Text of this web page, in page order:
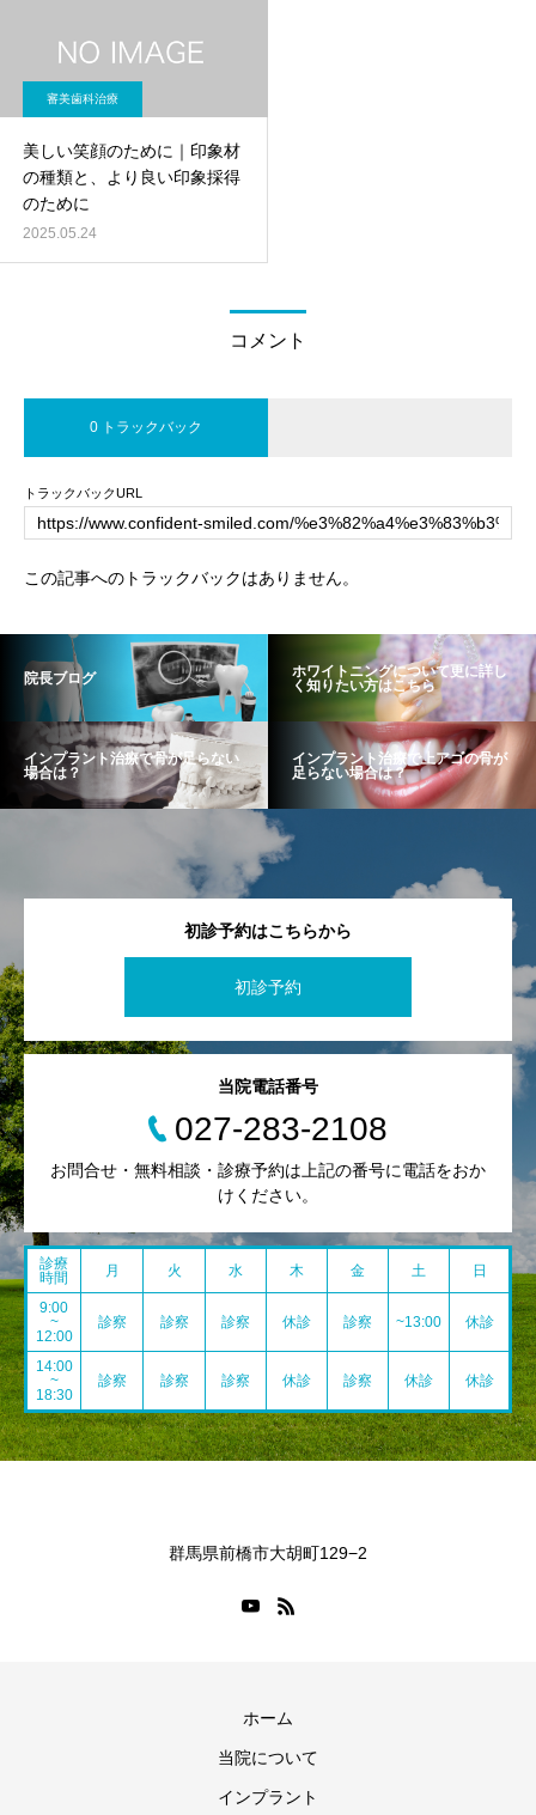
審美歯科治療
美しい笑顔のために｜印象材
の種類と、より良い印象採得
のために
2025.05.24
コメント
0 トラックバック
トラックバックURL
この記事へのトラックバックはありません。
院長ブログ
ホワイトニングについて更に詳し
く知りたい方はこちら
インプラント治療で骨が足らない
場合は？
インプラント治療で上アゴの骨が
足らない場合は？
初診予約はこちらから
初診予約
当院電話番号
027-283-2108
お問合せ・無料相談・診療予約は上記の番号に電話をおか
けください。
診療
時間
月 火 水 木 金 土 日
9:00
~
12:00
診察 診察 診察 休診 診察 ~13:00 休診
14:00
~
18:30
診察 診察 診察 休診 診察 休診 休診
群馬県前橋市大胡町129−2
ホーム
当院について
インプラント